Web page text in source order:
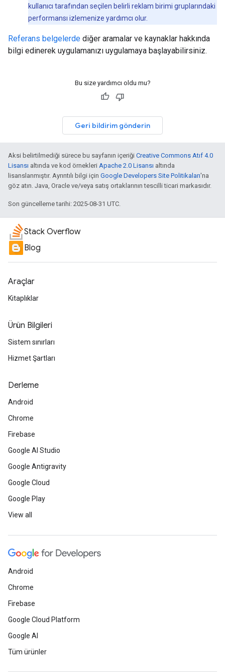
kullanıcı tarafından seçilen belirli reklam birimi gruplarındaki
performansı izlemenize yardımcı olur.
Referans belgelerde diğer aramalar ve kaynaklar hakkında
bilgi edinerek uygulamanızı uygulamaya başlayabilirsiniz.
Bu size yardımcı oldu mu?
Geri bildirim gönderin
Aksi belirtilmediği sürece bu sayfanın içeriği Creative Commons Atıf 4.0
Lisansı altında ve kod örnekleri Apache 2.0 Lisansı altında
lisanslanmıştır. Ayrıntılı bilgi için Google Developers Site Politikaları'na
göz atın. Java, Oracle ve/veya satış ortaklarının tescilli ticari markasıdır.
Son güncelleme tarihi: 2025-08-31 UTC.
Stack Overflow
Blog
Araçlar
Kitaplıklar
Ürün Bilgileri
Sistem sınırları
Hizmet Şartları
Derleme
Android
Chrome
Firebase
Google AI Studio
Google Antigravity
Google Cloud
Google Play
View all
Android
Chrome
Firebase
Google Cloud Platform
Google AI
Tüm ürünler